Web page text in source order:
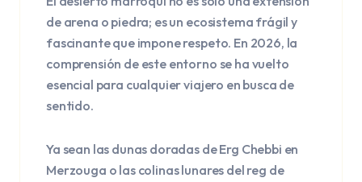
de arena o piedra; es un ecosistema frágil y
fascinante que impone respeto. En 2026, la
comprensión de este entorno se ha vuelto
esencial para cualquier viajero en busca de
sentido.
Ya sean las dunas doradas de Erg Chebbi en
Merzouga o las colinas lunares del reg de